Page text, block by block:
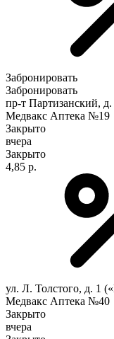
Забронировать
Забронировать
пр-т Партизанский,
Медвакс Аптека №19
Закрыто
вчера
Закрыто
4,85 р.
ул. Л. Толстого, д. 1
Медвакс Аптека №40
Закрыто
вчера